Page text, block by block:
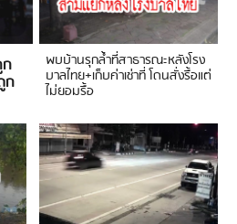
ก
พบบ้านรุกล้ำที่สาธารณะหลังโรง
บาลไทย+เก็บค่าเช่าที่ โดนสั่งรื้อแต่
ไม่ยอมรื้อ